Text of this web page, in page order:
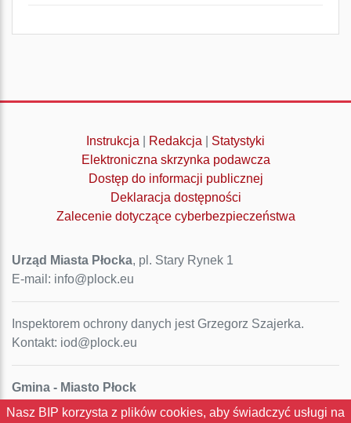
Instrukcja Redakcja
Statystyki
Elektroniczna skrzynka podawcza
Dostęp do informacji publicznej
Deklaracja dostępności
Zalecenie dotyczące cyberbezpieczeństwa
Urząd Miasta Płocka, pl. Stary Rynek 1
E-mail: info@plock.eu
Inspektorem ochrony danych jest Grzegorz Szajerka.
Kontakt: iod@plock.eu
Gmina - Miasto Płock
Pl. Stary Rynek 1
Nasz BIP korzysta z plików cookies, aby świadczyć usługi na